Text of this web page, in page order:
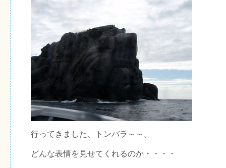
行ってきました、トンバラ～～。
どんな表情を見せてくれるのか・・・・